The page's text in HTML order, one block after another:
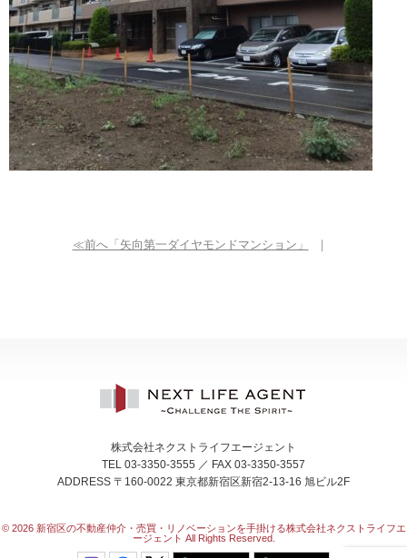
≪前へ「矢向第一ダイヤモンドマンション」 ｜
株式会社ネクストライフエージェント
TEL 03-3350-3555 ／ FAX 03-3350-3557
ADDRESS 〒160-0022 東京都新宿区新宿2-13-16 旭ビル2F
© 2026 新宿区の不動産仲介・売買・リノベーションを手掛ける株式会社ネクストライフエ
ージェント All Rights Reserved.